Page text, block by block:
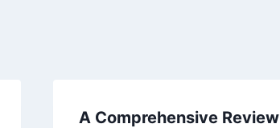
A Comprehensive Review